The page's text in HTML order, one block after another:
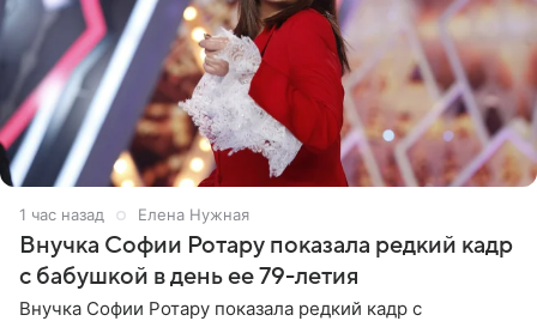
1 час назад Елена Нужная
Внучка Софии Ротару показала редкий кадр
с бабушкой в день ее 79-летия
Внучка Софии Ротару показала редкий кадр с